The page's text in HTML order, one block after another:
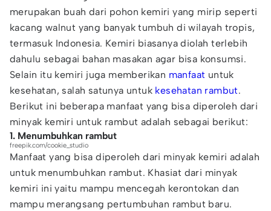
merupakan buah dari pohon kemiri yang mirip seperti
kacang walnut yang banyak tumbuh di wilayah tropis,
termasuk Indonesia. Kemiri biasanya diolah terlebih
dahulu sebagai bahan masakan agar bisa konsumsi.
Selain itu kemiri juga memberikan manfaat untuk
kesehatan, salah satunya untuk kesehatan rambut.
Berikut ini beberapa manfaat yang bisa diperoleh dari
minyak kemiri untuk rambut adalah sebagai berikut:
1. Menumbuhkan rambut
freepik.com/cookie_studio
Manfaat yang bisa diperoleh dari minyak kemiri adalah
untuk menumbuhkan rambut. Khasiat dari minyak
kemiri ini yaitu mampu mencegah kerontokan dan
mampu merangsang pertumbuhan rambut baru.